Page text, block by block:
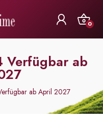
0
Verfügbar ab
ab April 2027